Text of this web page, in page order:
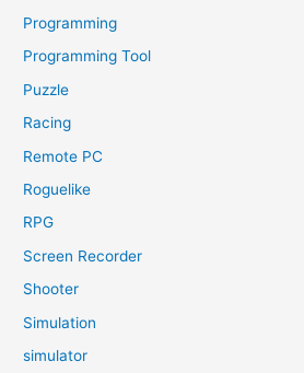
Programming
Programming Tool
Puzzle
Racing
Remote PC
Roguelike
RPG
Screen Recorder
Shooter
Simulation
simulator